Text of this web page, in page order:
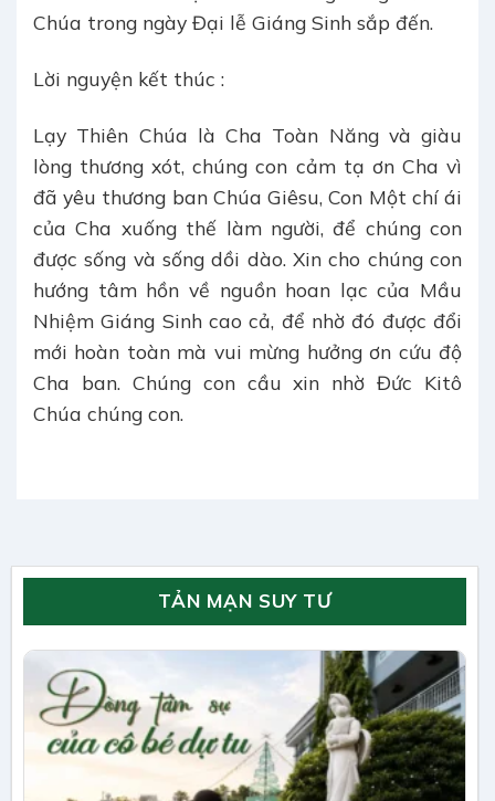
Chúa trong ngày Đại lễ Giáng Sinh sắp đến.
Lời nguyện kết thúc :
Lạy Thiên Chúa là Cha Toàn Năng và giàu
lòng thương xót, chúng con cảm tạ ơn Cha vì
đã yêu thương ban Chúa Giêsu, Con Một chí ái
của Cha xuống thế làm người, để chúng con
được sống và sống dồi dào. Xin cho chúng con
hướng tâm hồn về nguồn hoan lạc của Mầu
Nhiệm Giáng Sinh cao cả, để nhờ đó được đổi
mới hoàn toàn mà vui mừng hưởng ơn cứu độ
Cha ban. Chúng con cầu xin nhờ Đức Kitô
Chúa chúng con.
TẢN MẠN SUY TƯ